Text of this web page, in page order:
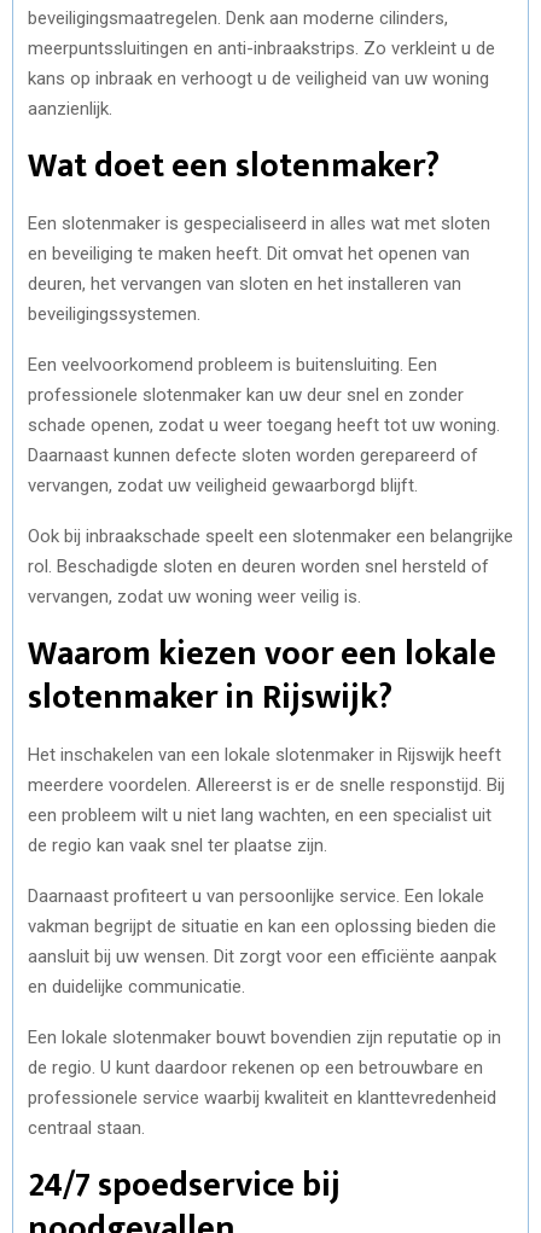
beveiligingsmaatregelen. Denk aan moderne cilinders,
meerpuntssluitingen en anti-inbraakstrips. Zo verkleint u de
kans op inbraak en verhoogt u de veiligheid van uw woning
aanzienlijk.
Wat doet een slotenmaker?
Een slotenmaker is gespecialiseerd in alles wat met sloten
en beveiliging te maken heeft. Dit omvat het openen van
deuren, het vervangen van sloten en het installeren van
beveiligingssystemen.
Een veelvoorkomend probleem is buitensluiting. Een
professionele slotenmaker kan uw deur snel en zonder
schade openen, zodat u weer toegang heeft tot uw woning.
Daarnaast kunnen defecte sloten worden gerepareerd of
vervangen, zodat uw veiligheid gewaarborgd blijft.
Ook bij inbraakschade speelt een slotenmaker een belangrijke
rol. Beschadigde sloten en deuren worden snel hersteld of
vervangen, zodat uw woning weer veilig is.
Waarom kiezen voor een lokale
slotenmaker in Rijswijk?
Het inschakelen van een lokale slotenmaker in Rijswijk heeft
meerdere voordelen. Allereerst is er de snelle responstijd. Bij
een probleem wilt u niet lang wachten, en een specialist uit
de regio kan vaak snel ter plaatse zijn.
Daarnaast profiteert u van persoonlijke service. Een lokale
vakman begrijpt de situatie en kan een oplossing bieden die
aansluit bij uw wensen. Dit zorgt voor een efficiënte aanpak
en duidelijke communicatie.
Een lokale slotenmaker bouwt bovendien zijn reputatie op in
de regio. U kunt daardoor rekenen op een betrouwbare en
professionele service waarbij kwaliteit en klanttevredenheid
centraal staan.
24/7 spoedservice bij